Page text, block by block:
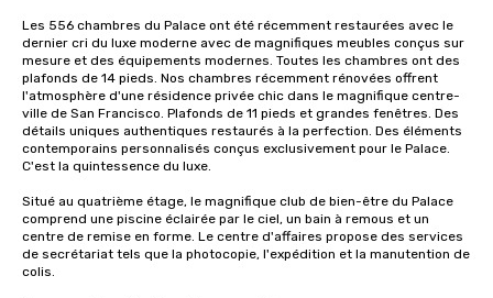
Les 556 chambres du Palace ont été récemment restaurées avec le
dernier cri du luxe moderne avec de magnifiques meubles conçus sur
mesure et des équipements modernes. Toutes les chambres ont des
plafonds de 14 pieds. Nos chambres récemment rénovées offrent
l'atmosphère d'une résidence privée chic dans le magnifique centre-
ville de San Francisco. Plafonds de 11 pieds et grandes fenêtres. Des
détails uniques authentiques restaurés à la perfection. Des éléments
contemporains personnalisés conçus exclusivement pour le Palace.
C'est la quintessence du luxe.
Situé au quatrième étage, le magnifique club de bien-être du Palace
comprend une piscine éclairée par le ciel, un bain à remous et un
centre de remise en forme. Le centre d'affaires propose des services
de secrétariat tels que la photocopie, l'expédition et la manutention de
colis.